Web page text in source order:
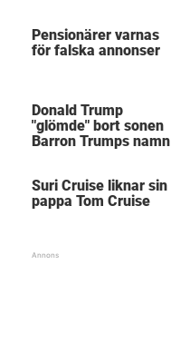
Pensionärer varnas
för falska annonser
Donald Trump
"glömde" bort sonen
Barron Trumps namn
Suri Cruise liknar sin
pappa Tom Cruise